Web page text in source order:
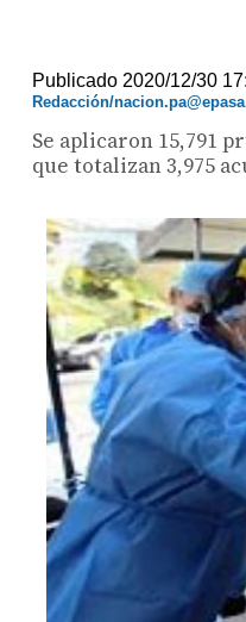
Publicado 2020/12/30
Redacción/
Se aplicaron 15,791
que totalizan 3,975